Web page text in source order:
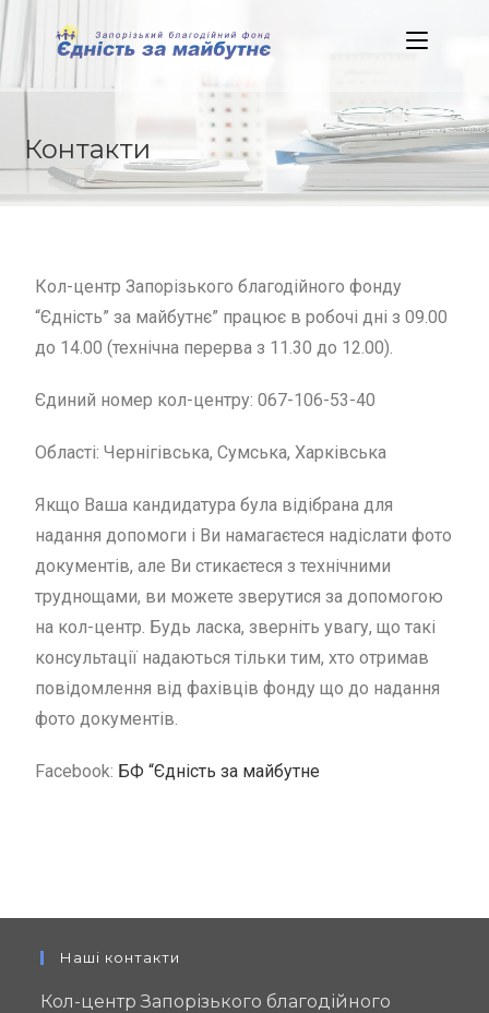
Контакти
Кол-центр Запорізького благодійного фонду
“Єдність” за майбутнє” працює в робочі дні з 09.00
до 14.00 (технічна перерва з 11.30 до 12.00).
Єдиний номер кол-центру: 067-106-53-40
Області: Чернігівська, Сумська, Харківська
Якщо Ваша кандидатура була відібрана для
надання допомоги і Ви намагаєтеся надіслати фото
документів, але Ви стикаєтеся з технічними
труднощами, ви можете зверутися за допомогою
на кол-центр. Будь ласка, зверніть увагу, що такі
консультації надаються тільки тим, хто отримав
повідомлення від фахівців фонду що до надання
фото документів.
Facebook: БФ “Єдність за майбутне
Наші контакти
Кол-центр Запорізького благодійного